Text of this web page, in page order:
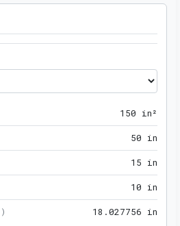
1 50 in²
50 in
1 5 in
10 in
) 18 .027756 in